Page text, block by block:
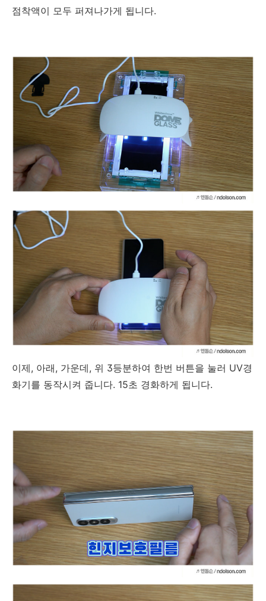
점착액이 모두 퍼져나가게 됩니다.
이제, 아래, 가운데, 위 3등분하여 한번 버튼을 눌러 UV경
화기를 동작시켜 줍니다. 15초 경화하게 됩니다.